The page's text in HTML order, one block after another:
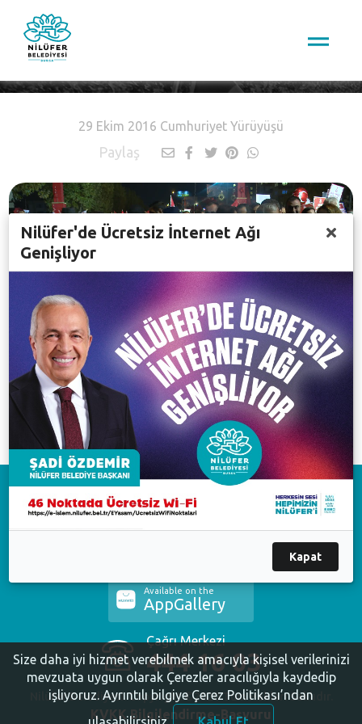
29 Ekim 2016 Cumhuriyet Yürüyüşü
Paylaş
Cumhuriyet Bayramı
Çağrı Merkezi
444 16 03
Nilüfer Belediyesi. Copyright ©2020 Tüm Hakları Saklıdır.
KVKK Bilgilendirme-Başvuru
Download on the
App Store
Available on the
AppGallery
Nilüfer'de Ücretsiz İnternet Ağı
Genişliyor
Kapat
Size daha iyi hizmet verebilmek amacıyla kişisel verilerinizi
mevzuata uygun olarak Çerezler aracılığıyla kaydedip
işliyoruz. Ayrıntılı bilgiye Çerez Politikası’ndan